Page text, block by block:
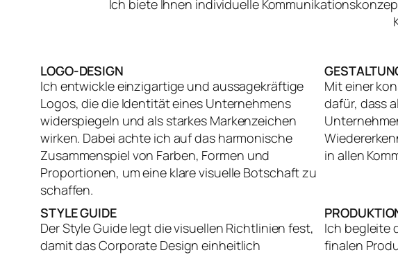
Ich biete Ihnen individuelle
LOGO-DESIGN
Ich entwickle einzigartige und aussagekräftige
Logos, die die Identität eines Unternehmens
widerspiegeln und als starkes Markenzeichen
wirken. Dabei achte ich auf das harmonische
Zusammenspiel von Farben, Formen und
Proportionen, um eine klare visuelle Botschaft zu
schaffen.
Mit einer
dafür, dass
in allen
STYLE GUIDE
Der Style Guide legt die visuellen Richtlinien fest,
damit das Corporate Design einheitlich
Ich begleite
finalen